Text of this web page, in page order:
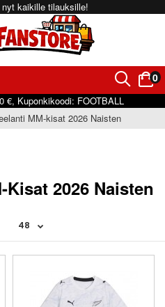
kaikille tilauksille!
󰂨 0
󰃠
€, Kuponkikoodi: FOOTBALL
MM-kisat 2026 Naisten
2026 Naisten